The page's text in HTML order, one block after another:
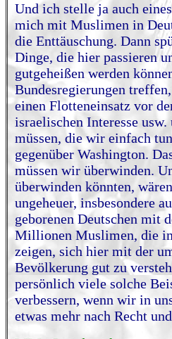
Und ich stelle ja auch
mich mit Muslimen in
die Enttäuschung. Dann
Dinge, die hier passieren
gutgeheißen werden
Bundesregierungen
einen Flotteneinsatz vor
israelischen Interesse
müssen, die wir einfach
gegenüber Washington.
müssen wir überwinden.
überwinden könnten,
ungeheuer, insbesondere
geborenen Deutschen mit
Millionen Muslimen, die
zeigen, sich hier mit der
Bevölkerung gut zu
persönlich viele solche
verbessern, wenn wir in
etwas mehr nach Recht